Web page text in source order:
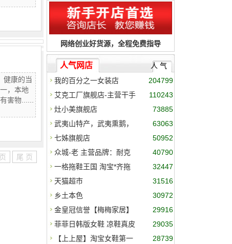
健康的当
，本地
害物......
尾 页
网络创业好货源，全程免费指导
人气网店
人 气
我的百分之一女装店
204799
艾克工厂旗舰店-主营干手
器、
110243
灶小美旗舰店
73885
武夷山特产，武夷熏鹅，
熏爪，
63063
七姊旗舰店
50952
众城-老 主营品牌：耐克
40790
一格拖鞋王国 淘宝*齐拖
鞋店
32447
天猫超市
31516
乡土本色
30972
金皇冠信誉【梅梅家居】
每月近
29916
菲菲日韩版女鞋 凉鞋真皮
鞋鱼
29035
【上上屋】淘宝女鞋第一
28739